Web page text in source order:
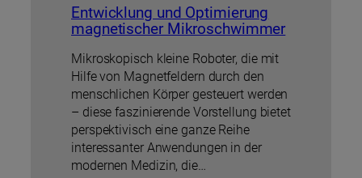
Entwicklung und Optimierung
magnetischer Mikroschwimmer
Mikroskopisch kleine Roboter, die mit
Hilfe von Magnetfeldern durch den
menschlichen Körper gesteuert werden
– diese faszinierende Vorstellung bietet
perspektivisch eine ganze Reihe
interessanter Anwendungen in der
modernen Medizin, die…